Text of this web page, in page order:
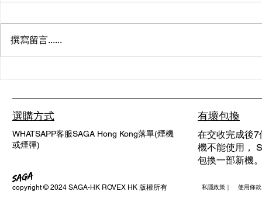
撰寫留言......
選購方式
WHATSAPP客服SAGA Hong Kong落單(煙機
或煙彈)
有壞包換
在交收完成後
機不能使用，
包換一部新機
copyright © 2024 SAGA-HK ROVEX HK 版權所有 私隱政策｜ 使用條